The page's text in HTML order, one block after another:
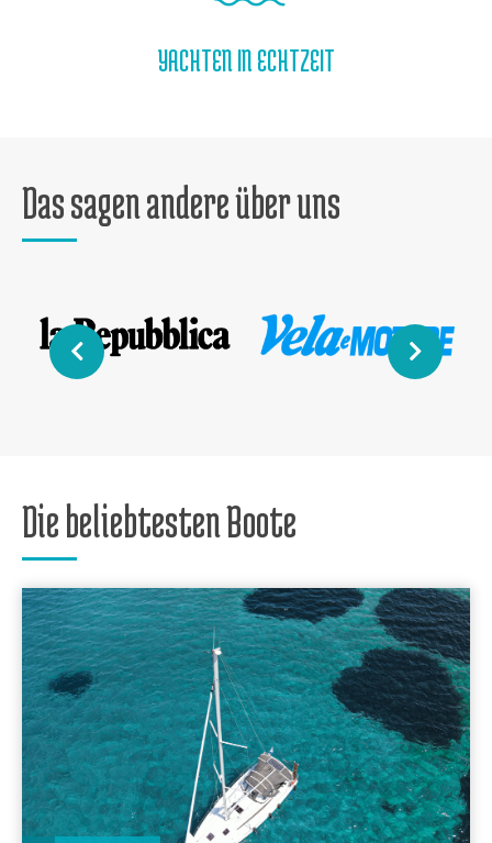
YACHTEN IN ECHTZEIT
Das sagen andere über uns
Die beliebtesten Boote